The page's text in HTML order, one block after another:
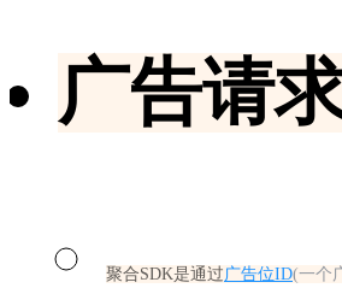
广告请
聚合SDK是通过 广告位ID(一个